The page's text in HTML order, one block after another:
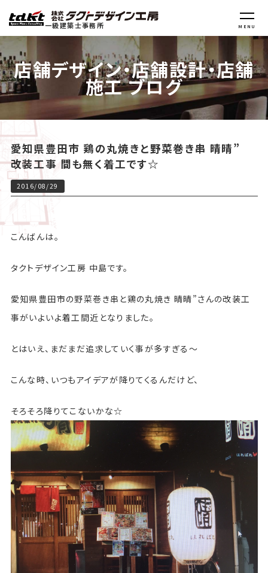
一級建築士事務所 MENU
店舗デザイン・店舗設計・店舗
施工 ブログ
愛知県豊田市 鶏の丸焼きと野菜巻き串 晴晴”
改装工事 間も無く着工です☆
2016/08/29
こんばんは。
タクトデザイン工房 中島です。
愛知県豊田市の野菜巻き串と鶏の丸焼き 晴晴”さんの改装工
事がいよいよ着工間近となりました。
とはいえ、まだまだ追求していく事が多すぎる〜
こんな時、いつもアイデアが降りてくるんだけど、
そろそろ降りてこないかな☆